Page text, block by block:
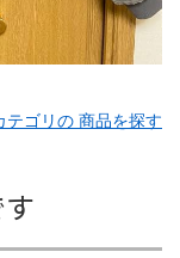
テゴリの 商品を探す